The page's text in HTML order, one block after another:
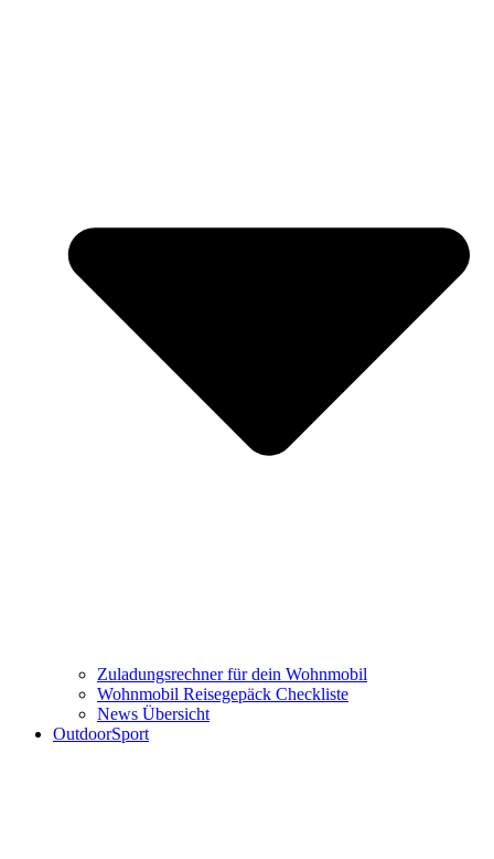
Zuladungsrechner für dein Wohnmobil
Wohnmobil Reisegepäck Checkliste
News Übersicht
OutdoorSport